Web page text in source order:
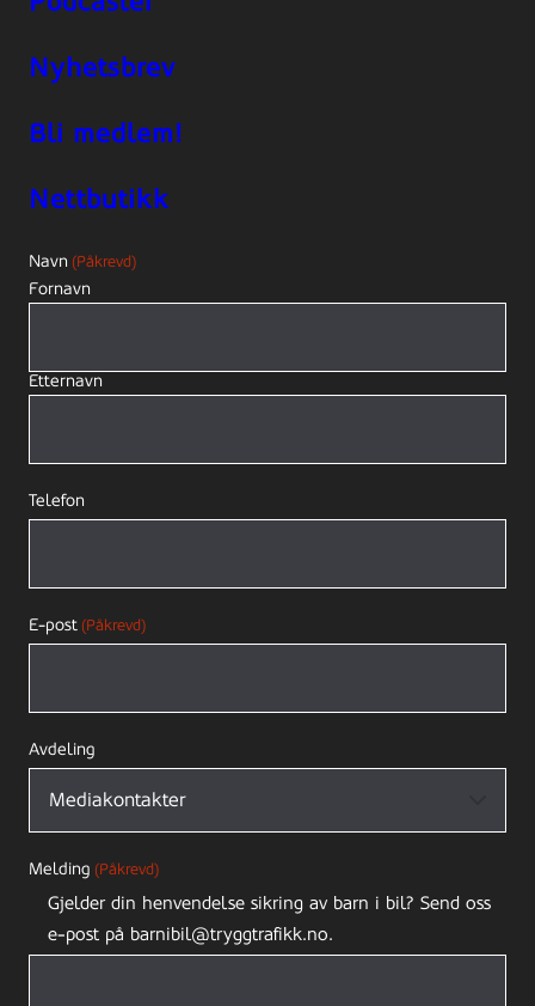
Nyhetsbrev
Bli medlem!
Nettbutikk
Navn (Påkrevd)
Fornavn
Etternavn
Telefon
E-post (Påkrevd)
Avdeling
Melding (Påkrevd)
Gjelder din henvendelse sikring av barn i bil? Send oss
e-post på barnibil@tryggtrafikk.no.